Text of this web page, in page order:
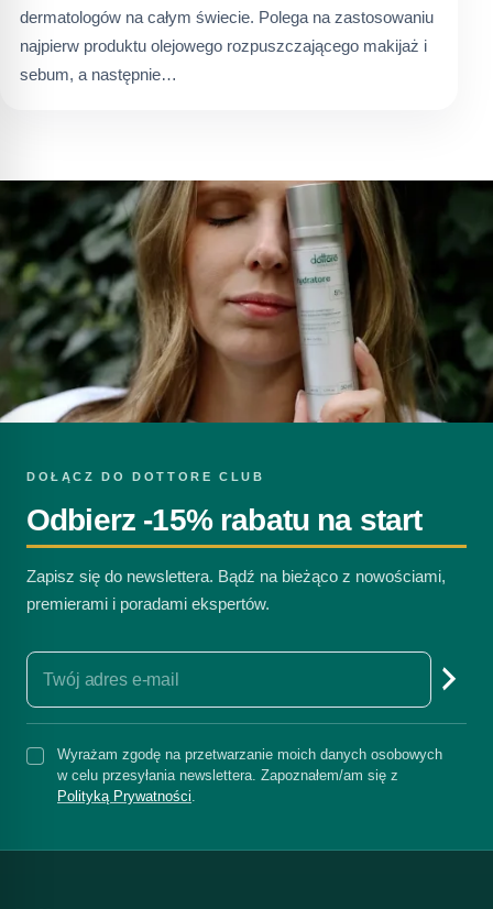
dermatologów na całym świecie. Polega na zastosowaniu
najpierw produktu olejowego rozpuszczającego makijaż i
sebum, a następnie…
DOŁĄCZ DO DOTTORE CLUB
Odbierz -15% rabatu na start
Zapisz się do newslettera. Bądź na bieżąco z nowościami,
premierami i poradami ekspertów.
Wyrażam zgodę na przetwarzanie moich danych osobowych
w celu przesyłania newslettera. Zapoznałem/am się z
Polityką Prywatności.